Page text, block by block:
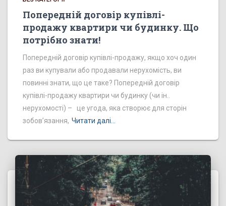
Попередній договір купівлі-
продажу квартири чи будинку. Що
потрібно знати!
Попередній договір купівлі-продажу, якщо хоч один
раз ви купували або продавали нерухомість, ви
повинні знати, що це таке? Попередній договір
купівлі-продажу квартири чи будинку (чи ін..
нерухомості) – це угода, яка створює для сторін
зобов’язання, Читати далі…